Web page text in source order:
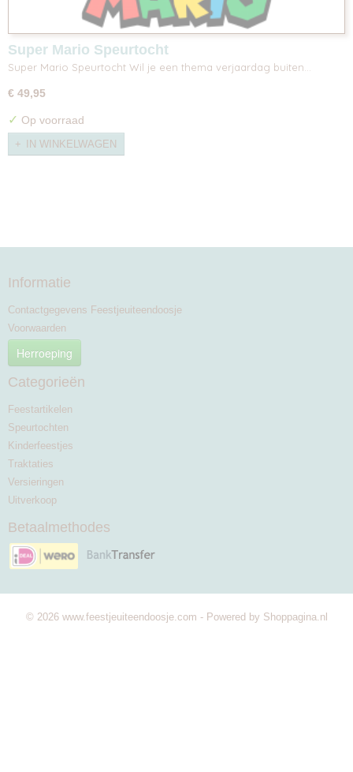
Super Mario Speurtocht
Super Mario Speurtocht Wil je een thema verjaardag buiten…
€ 49,95
✓ Op voorraad
IN WINKELWAGEN
Informatie
Contactgegevens Feestjeuiteendoosje
Voorwaarden
Herroeping
Categorieën
Feestartikelen
Speurtochten
Kinderfeestjes
Traktaties
Versieringen
Uitverkoop
Betaalmethodes
© 2026 www.feestjeuiteendoosje.com - Powered by Shoppagina.nl